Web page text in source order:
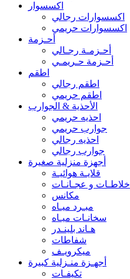
اكسسوار
اكسسوارات رجالي
اكسسوارات حريمي
أحـزمة
أحـزمـة رجـالي
أحـزمة حـريمـي
اطقم
اطقم رجالي
اطقم حريمي
الأحذية & الجوارب
احذيه حريمي
جوارب حريمي
احذيه رجالي
جوارب رجالي
أجهزة منزلية صغيرة
قلايـة هوائيـة
خلاطـات و عجـانـات
مكانس
مبـرد ميـاه
سخانـات ميـاه
هـاند بلينـدر
شفاطات
ميكرويـف
أجهـزة منـزلية كبيرة
تكيفـات